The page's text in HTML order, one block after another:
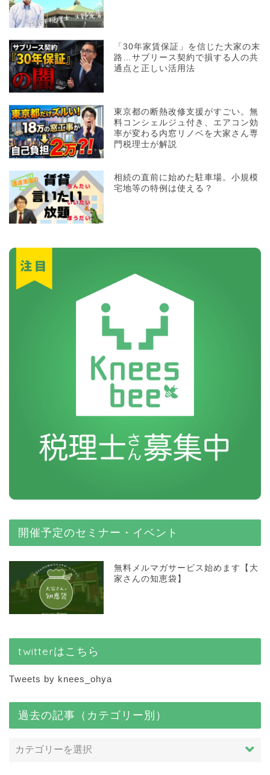
「30年家賃保証」を信じた大家の末
路…サブリース契約で損する人の共
通点と正しい活用法
東京都の断熱改修支援がすごい。無
料コンシェルジュ付き、エアコン効
率が変わる内窓リノベを大家さん専
門税理士が解説
相続の直前に始めた駐車場。小規模
宅地等の特例は使える？
開催予定のセミナー・イベント
無料メルマガサービス始めます【大
家さんの知恵袋】
twitterはこちら
Tweets by knees_ohya
過去の記事（カテゴリー別）